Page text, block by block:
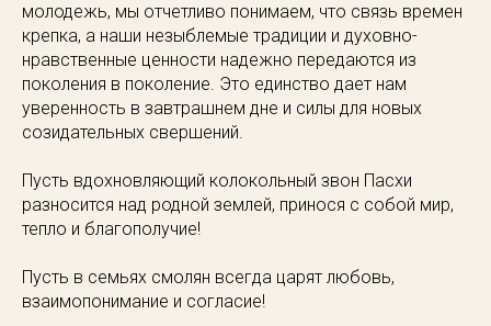
молодежь, мы отчетливо понимаем, что связь времен
крепка, а наши незыблемые традиции и духовно-
нравственные ценности надежно передаются из
поколения в поколение. Это единство дает нам
уверенность в завтрашнем дне и силы для новых
созидательных свершений.
Пусть вдохновляющий колокольный звон Пасхи
разносится над родной землей, принося с собой мир,
тепло и благополучие!
Пусть в семьях смолян всегда царят любовь,
взаимопонимание и согласие!